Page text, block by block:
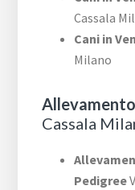
Cassala
Cani in
Milano
Cassala
Pedigree